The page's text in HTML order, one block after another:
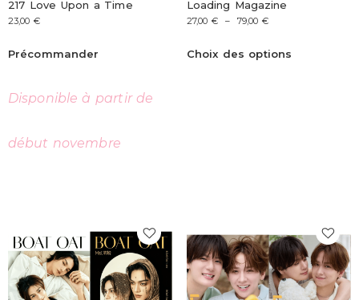
217 Love Upon a Time
23,00 €
Précommander
Disponible à partir de
début novembre
Loading Magazine
27,00 € – 79,00 €
Choix des options